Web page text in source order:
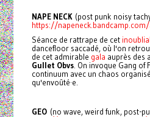
NAPE NECK (post punk noisy
https://
Séance de rattrape de cet
dancefloor saccadé, où l'on
de cet admirable gala auprès des
Gullet Obvs. On invoque Gang of
continuum avec un chaos
qu'envoûté·e.
GEO (no wave, weird funk, post-